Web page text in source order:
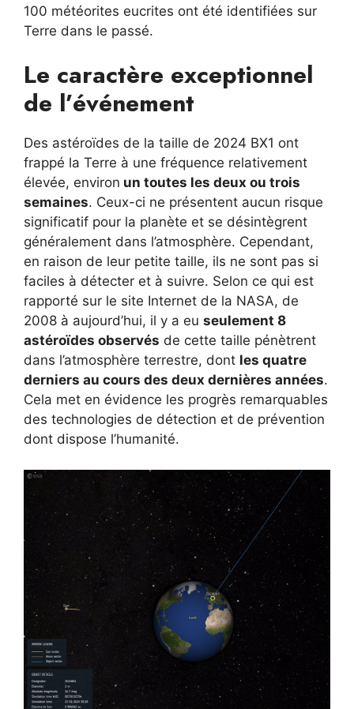
100 météorites eucrites ont été identifiées sur
Terre dans le passé.
Le caractère exceptionnel
de l’événement
Des astéroïdes de la taille de 2024 BX1 ont
frappé la Terre à une fréquence relativement
élevée, environ un toutes les deux ou trois
semaines. Ceux-ci ne présentent aucun risque
significatif pour la planète et se désintègrent
généralement dans l’atmosphère. Cependant,
en raison de leur petite taille, ils ne sont pas si
faciles à détecter et à suivre. Selon ce qui est
rapporté sur le site Internet de la NASA, de
2008 à aujourd’hui, il y a eu seulement 8
astéroïdes observés de cette taille pénètrent
dans l’atmosphère terrestre, dont les quatre
derniers au cours des deux dernières années.
Cela met en évidence les progrès remarquables
des technologies de détection et de prévention
dont dispose l’humanité.